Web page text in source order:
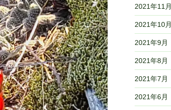
2021年11月
2021年10月
2021年9月
2021年8月
2021年7月
2021年6月